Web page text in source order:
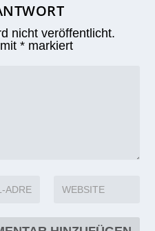
nicht veröffentlicht.
mit* markiert